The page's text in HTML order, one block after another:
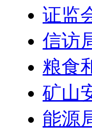
证监
信访
粮食
矿山
能源